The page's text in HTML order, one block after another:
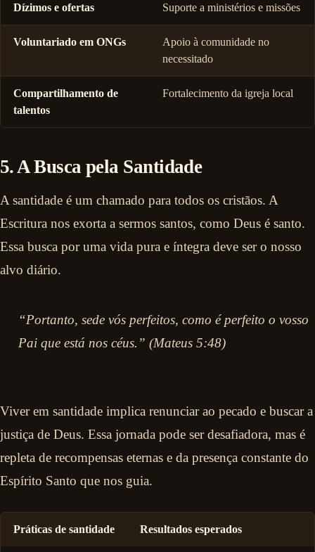
Dízimos e ofertas Suporte a ministérios e missões
Voluntariado em ONGs
Apoio à comunidade no
necessitado
Compartilhamento de
talentos
Fortalecimento da igreja local
5. A Busca pela Santidade
A santidade é um chamado para todos os cristãos. A
Escritura nos exorta a sermos santos, como Deus é santo.
Essa busca por uma vida pura e íntegra deve ser o nosso
alvo diário.
“Portanto, sede vós perfeitos, como é perfeito o vosso
Pai que está nos céus.” (Mateus 5:48)
Viver em santidade implica renunciar ao pecado e buscar a
justiça de Deus. Essa jornada pode ser desafiadora, mas é
repleta de recompensas eternas e da presença constante do
Espírito Santo que nos guia.
Práticas de santidade Resultados esperados